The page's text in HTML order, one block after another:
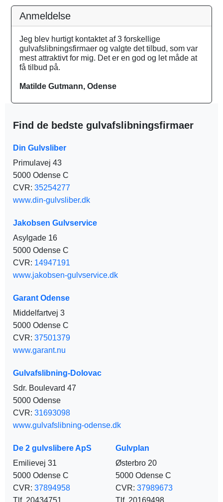
Anmeldelse
Jeg blev hurtigt kontaktet af 3 forskellige
gulvafslibningsfirmaer og valgte det tilbud, som var
mest attraktivt for mig. Det er en god og let måde at
få tilbud på.
Matilde Gutmann, Odense
Find de bedste gulvafslibningsfirmaer
Din Gulvsliber
Primulavej 43
5000 Odense C
CVR: 35254277
www.din-gulvsliber.dk
Jakobsen Gulvservice
Asylgade 16
5000 Odense C
CVR: 14947191
www.jakobsen-gulvservice.dk
Garant Odense
Middelfartvej 3
5000 Odense C
CVR: 37501379
www.garant.nu
Gulvafslibning-Dolovac
Sdr. Boulevard 47
5000 Odense
CVR: 31693098
www.gulvafslibning-odense.dk
De 2 gulvslibere ApS
Emilievej 31
5000 Odense C
CVR: 37894958
Gulvplan
Østerbro 20
5000 Odense C
CVR: 37989673